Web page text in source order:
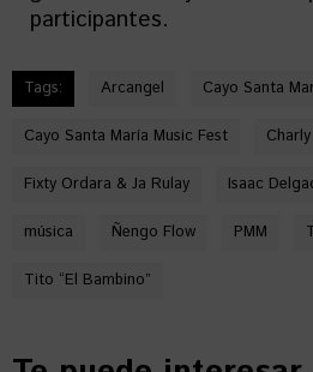
participantes.
Tags: Arcangel Cayo Santa
Cayo Santa María Music Fest
Fixty Ordara & Ja Rulay Isaac
música Ñengo Flow PMM
Tito “El Bambino”